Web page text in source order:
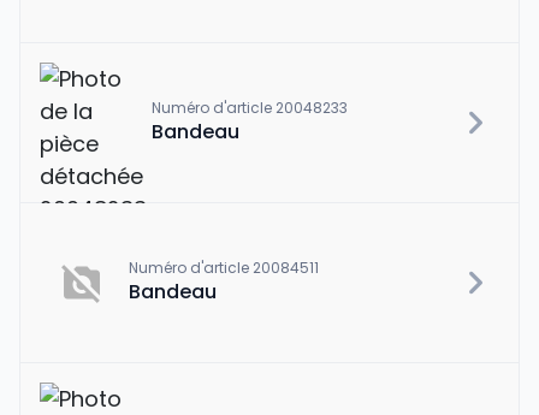
Numéro d'article 20048233
Bandeau
Numéro d'article 20084511
Bandeau